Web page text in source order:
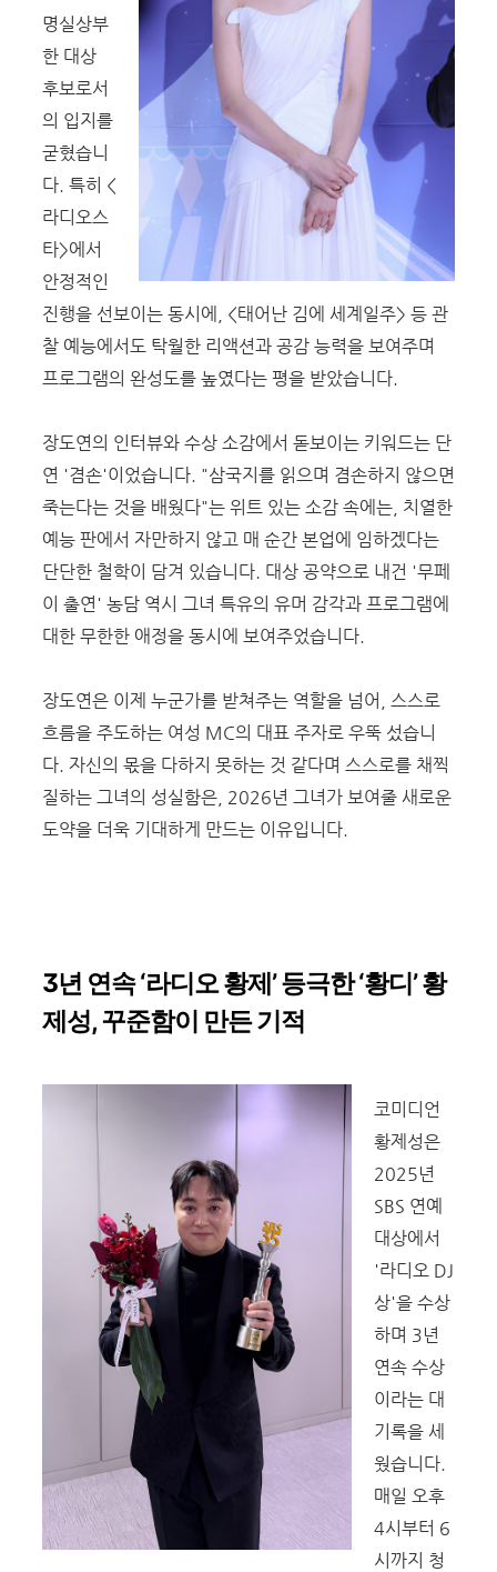
명실상부
한 대상
후보로서
의 입지를
굳혔습니
다. 특히 <
라디오스
타>에서
안정적인
진행을 선보이는 동시에, <태어난 김에 세계일주> 등 관
찰 예능에서도 탁월한 리액션과 공감 능력을 보여주며
프로그램의 완성도를 높였다는 평을 받았습니다.
장도연의 인터뷰와 수상 소감에서 돋보이는 키워드는 단
연 '겸손'이었습니다. "삼국지를 읽으며 겸손하지 않으면
죽는다는 것을 배웠다"는 위트 있는 소감 속에는, 치열한
예능 판에서 자만하지 않고 매 순간 본업에 임하겠다는
단단한 철학이 담겨 있습니다. 대상 공약으로 내건 '무페
이 출연' 농담 역시 그녀 특유의 유머 감각과 프로그램에
대한 무한한 애정을 동시에 보여주었습니다.
장도연은 이제 누군가를 받쳐주는 역할을 넘어, 스스로
흐름을 주도하는 여성 MC의 대표 주자로 우뚝 섰습니
다. 자신의 몫을 다하지 못하는 것 같다며 스스로를 채찍
질하는 그녀의 성실함은, 2026년 그녀가 보여줄 새로운
도약을 더욱 기대하게 만드는 이유입니다.
3년 연속‘라디오 황제’등극한‘황디 ’황
제성,꾸준함이 만든 기적
코미디언
황제성은
2025년
SBS 연예
대상에서
'라디오 DJ
상'을 수상
하며 3년
연속 수상
이라는 대
기록을 세
웠습니다.
매일 오후
4시부터 6
시까지 청